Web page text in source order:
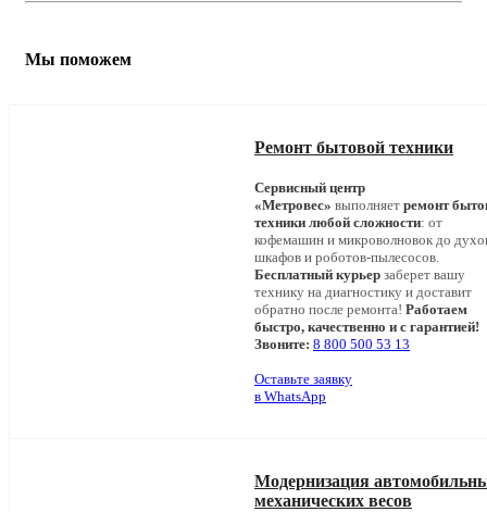
Мы поможем
Ремонт бытовой техники
Сервисный центр
«Метровес» выполняет ремонт
техники любой сложности: от
кофемашин и микроволновок до
шкафов и роботов-пылесосов.
Бесплатный курьер заберет вашу
технику на диагностику и доставит
обратно после ремонта! Работаем
быстро, качественно и с гарантией!
Звоните: 8 800 500 53 13
Оставьте заявку
в WhatsApp
Модернизация
механических весов